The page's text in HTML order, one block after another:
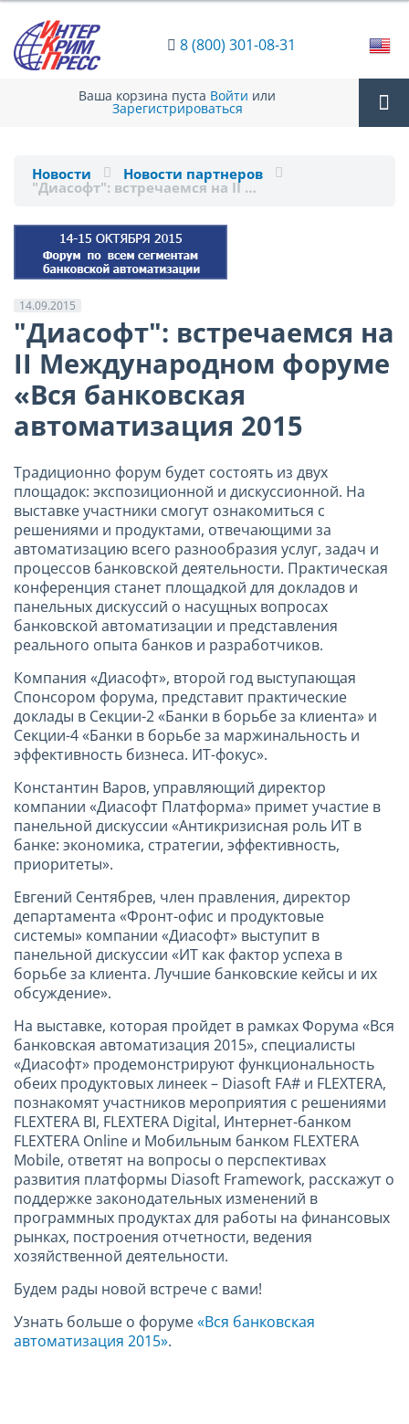
8 (800) 301-08-31
Ваша корзина пуста Войти или
Зарегистрироваться
Новости Новости партнеров
"Диасофт": встречаемся на II …
14.09.2015
"Диасофт": встречаемся на
II Международном форуме
«Вся банковская
автоматизация 2015
Традиционно форум будет состоять из двух
площадок: экспозиционной и дискуссионной. На
выставке участники смогут ознакомиться с
решениями и продуктами, отвечающими за
автоматизацию всего разнообразия услуг, задач и
процессов банковской деятельности. Практическая
конференция станет площадкой для докладов и
панельных дискуссий о насущных вопросах
банковской автоматизации и представления
реального опыта банков и разработчиков.
Компания «Диасофт», второй год выступающая
Спонсором форума, представит практические
доклады в Секции-2 «Банки в борьбе за клиента» и
Секции-4 «Банки в борьбе за маржинальность и
эффективность бизнеса. ИТ-фокус».
Константин Варов, управляющий директор
компании «Диасофт Платформа» примет участие в
панельной дискуссии «Антикризисная роль ИТ в
банке: экономика, стратегии, эффективность,
приоритеты».
Евгений Сентябрев, член правления, директор
департамента «Фронт-офис и продуктовые
системы» компании «Диасофт» выступит в
панельной дискуссии «ИТ как фактор успеха в
борьбе за клиента. Лучшие банковские кейсы и их
обсуждение».
На выставке, которая пройдет в рамках Форума «Вся
банковская автоматизация 2015», специалисты
«Диасофт» продемонстрируют функциональность
обеих продуктовых линеек – Diasoft FA# и FLEXTERA,
познакомят участников мероприятия с решениями
FLEXTERA BI, FLEXTERA Digital, Интернет-банком
FLEXTERA Online и Мобильным банком FLEXTERA
Mobile, ответят на вопросы о перспективах
развития платформы Diasoft Framework, расскажут о
поддержке законодательных изменений в
программных продуктах для работы на финансовых
рынках, построения отчетности, ведения
хозяйственной деятельности.
Будем рады новой встрече с вами!
Узнать больше о форуме«Вся банковская
автоматизация 2015».